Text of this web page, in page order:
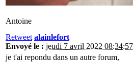
Antoine
Retweet alainlefort
Envoyé le : jeudi 7 avril 2022
je t'ai repondu dans un autre forum,